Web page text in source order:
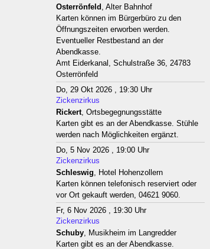
Osterrönfeld , Alter Bahnhof
Karten können im Bürgerbüro zu den
Öffnungszeiten erworben werden.
Eventueller Restbestand an der
Abendkasse.
Amt Eiderkanal, Schulstraße 36, 24783
Osterrönfeld
Do, 29 Okt 2026 , 19:30 Uhr
Zickenzirkus
Rickert, Ortsbegegnungsstätte
Karten gibt es an der Abendkasse. Stühle
werden nach Möglichkeiten ergänzt.
Do, 5 Nov 2026 , 19:00 Uhr
Zickenzirkus
Schleswig, Hotel Hohenzollern
Karten können telefonisch reserviert oder
vor Ort gekauft werden, 04621 9060.
Fr, 6 Nov 2026 , 19:30 Uhr
Zickenzirkus
Schuby, Musikheim im Langredder
Karten gibt es an der Abendkasse.